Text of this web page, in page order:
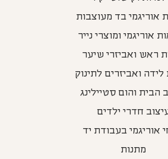
אוריגמי בד מעוצבות
אוריגמי ומוצרי נייר
ראש ואביזרי שיער
לידה ואביזרים לתינוק
הבית והום סטיילינג
חדרי ילדים
אוריגמי בעבודת יד
מתנות